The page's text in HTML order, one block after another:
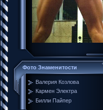
Фото Знаменитости
Валерия Козлова
Кармен Электра
Билли Пайпер